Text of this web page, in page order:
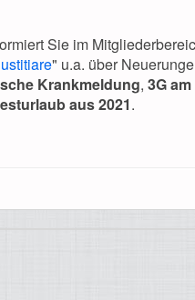
Sie im
" u.a. über
Krankmeldung, 3G am
aus 2021.